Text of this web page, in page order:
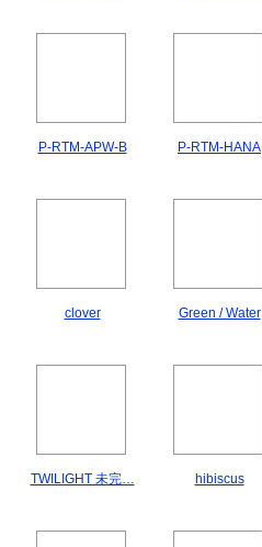
P-RTM-APW-B P-RTM-HANA
clover Green / Water
TWILIGHT 未完… hibiscus